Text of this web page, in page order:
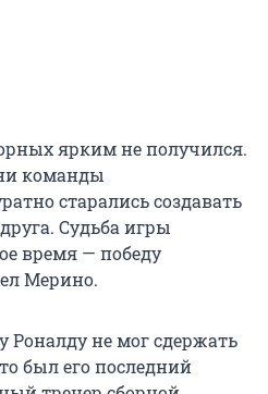
ярким не получился.
команды
старались создавать
Судьба игры
время — победу
Мерино.
не мог сдержать
был его последний